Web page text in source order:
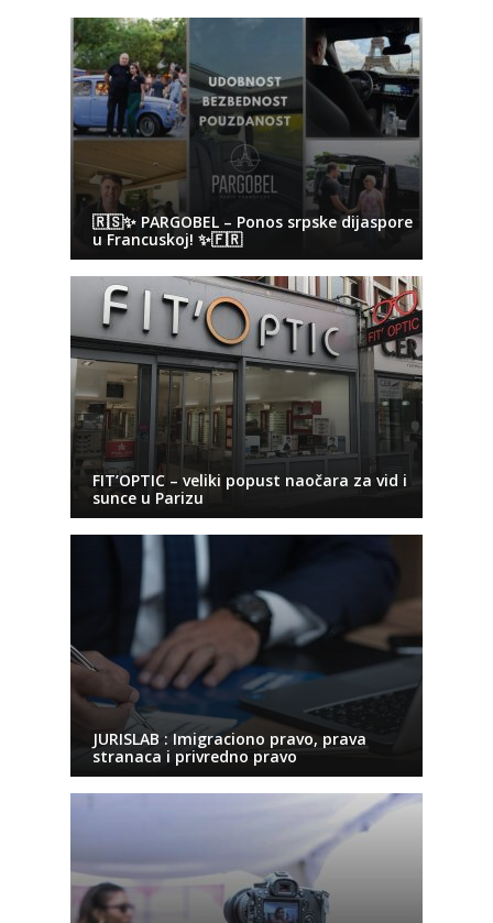
🇷🇸✨ PARGOBEL – Ponos srpske dijaspore
u Francuskoj! ✨🇫🇷
FIT’OPTIC – veliki popust naočara za vid i
sunce u Parizu
JURISLAB : Imigraciono pravo, prava
stranaca i privredno pravo